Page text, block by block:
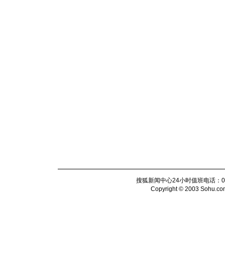
搜狐新闻中心24小时值班电话
Copyright © 2003